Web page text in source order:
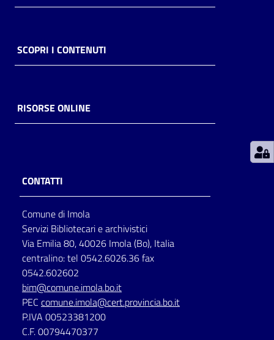
Piani
Decentrate
Seguici
su
SCOPRI I CONTENUTI
RISORSE ONLINE
CONTATTI
Comune di Imola
Servizi Bibliotecari e archivistici
Via Emilia 80, 40026 Imola (Bo), Italia
centralino: tel 0542.6026.36 fax
0542.602602
bim@comune.imola.bo.it
PEC comune.imola@cert.provincia.bo.it
P.IVA 00523381200
C.F. 00794470377